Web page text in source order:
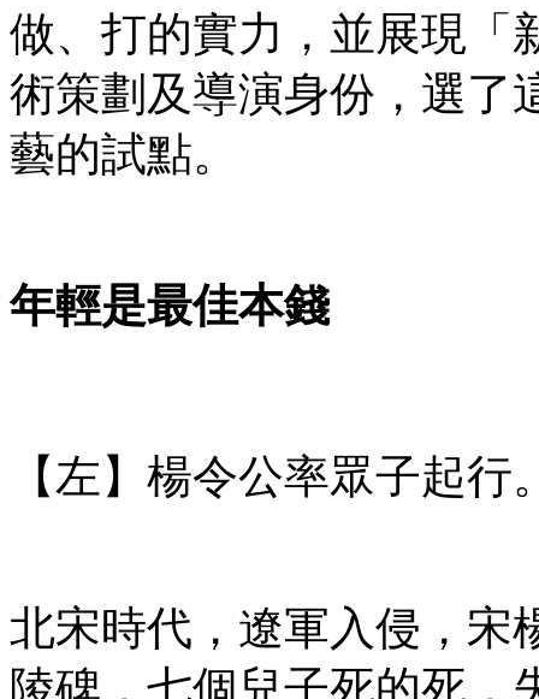
做、打的實力，並展現「
術策劃及導演身份，選了
藝的試點。
年輕是最佳本錢
【左】楊令公率眾子起
北宋時代，遼軍入侵，宋
陵碑，七個兒子死的死，